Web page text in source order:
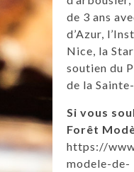
de 3 ans
d’Azur,
Nice, la
soutien du
de la
Si vous
Forêt
https://
modele-de-